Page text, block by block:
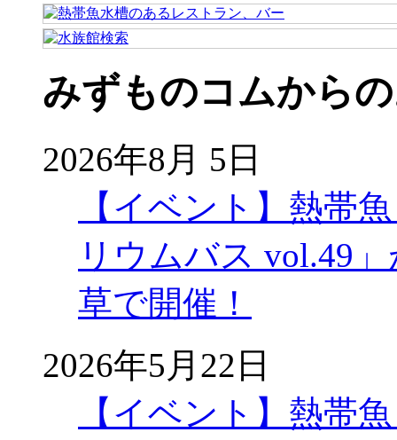
みずものコムから
2026年8月 5日
【イベント】熱帯
リウムバス vol.49
草で開催！
2026年5月22日
【イベント】熱帯